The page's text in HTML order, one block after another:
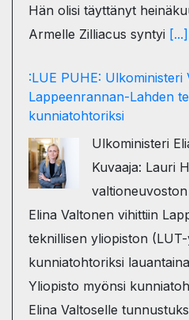
Hän olisi täyttänyt
Armelle Zilliacus syntyi [...]
:LUE PUHE: Ulkoministeri
Lappeenrannan-Lahden
kunniatohtoriksi
Ulkoministeri
Kuvaaja: Lauri
Elina Valtonen vihittiin
teknillisen yliopiston
kunniatohtoriksi
Yliopisto myönsi
Elina Valtoselle